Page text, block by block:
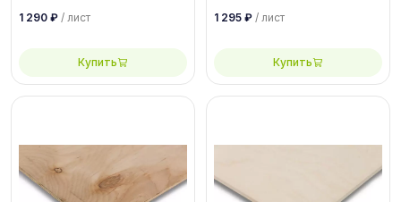
1 290 ₽ / лист
Купить
1 295 ₽ / лист
Купить